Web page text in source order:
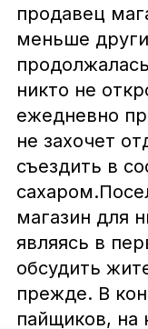
продавец
меньше
никто не
ежедневно
не захочет
съездить в
магазин для
являясь в
обсудить
прежде. В
пайщиков, на